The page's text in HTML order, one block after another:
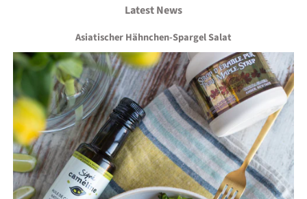
Latest News
Asiatischer Hähnchen-Spargel Salat